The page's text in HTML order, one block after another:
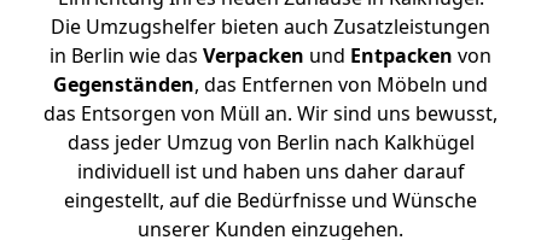
Die Umzugshelfer bieten auch Zusatzleistungen
in Berlin wie das Verpacken und Entpacken von
Gegenständen, das Entfernen von Möbeln und
das Entsorgen von Müll an. Wir sind uns bewusst,
dass jeder Umzug von Berlin nach Kalkhügel
individuell ist und haben uns daher darauf
eingestellt, auf die Bedürfnisse und Wünsche
unserer Kunden einzugehen.